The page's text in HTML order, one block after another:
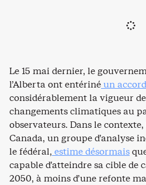
Le 15 mai dernier, le
l’Alberta ont entérinéun accord
considérablement la vigueur
changements climatiques au
observateurs. Dans le
Canada, un groupe d’analyse
le fédéral, estime désormais
capable d’atteindre sa cible de
2050, à moins d’une refonte